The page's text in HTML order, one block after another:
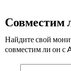
Совместим
Найдите свой
совместим ли он с